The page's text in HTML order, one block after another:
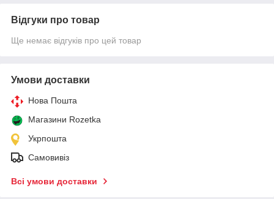
Відгуки про товар
Ще немає відгуків про цей товар
Умови доставки
Нова Пошта
Магазини Rozetka
Укрпошта
Самовивіз
Всі умови доставки